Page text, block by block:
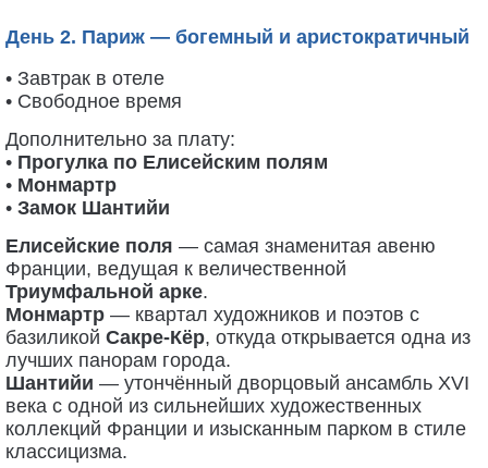
День 2. Париж — богемный и аристократичный
• Завтрак в отеле
• Свободное время
Дополнительно за плату:
• Прогулка по Елисейским полям
• Монмартр
• Замок Шантийи
Елисейские поля — самая знаменитая авеню
Франции, ведущая к величественной
Триумфальной арке.
Монмартр — квартал художников и поэтов с
базиликой Сакре-Кёр, откуда открывается одна из
лучших панорам города.
Шантийи — утончённый дворцовый ансамбль XVI
века с одной из сильнейших художественных
коллекций Франции и изысканным парком в стиле
классицизма.